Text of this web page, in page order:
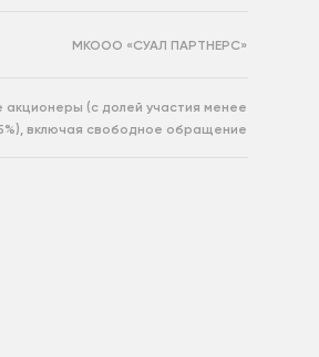
МКООО «СУАЛ ПАРТНЕРС»
акционеры (с долей участия менее
включая свободное обращение